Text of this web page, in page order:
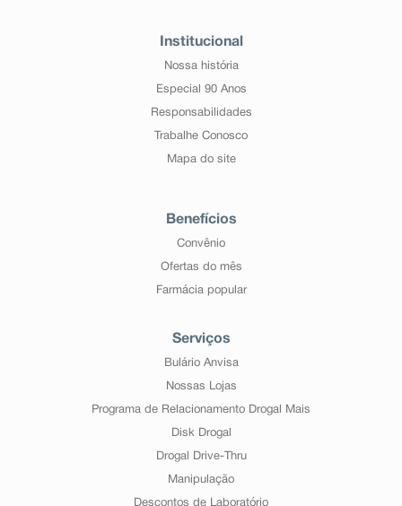
Institucional
Nossa história
Especial 90 Anos
Responsabilidades
Trabalhe Conosco
Mapa do site
Benefícios
Convênio
Ofertas do mês
Farmácia popular
Serviços
Bulário Anvisa
Nossas Lojas
Programa de Relacionamento Drogal Mais
Disk Drogal
Drogal Drive-Thru
Manipulação
Descontos de Laboratório